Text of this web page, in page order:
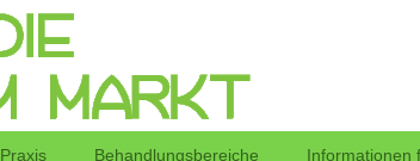
Praxis Behandlungsbereiche Informationen